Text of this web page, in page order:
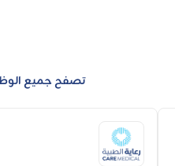
تصفح جميع